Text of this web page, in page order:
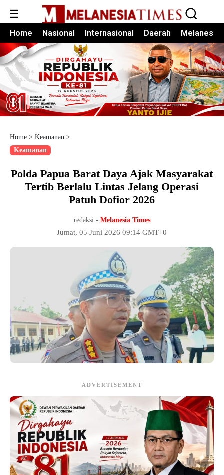
☰
Home Nasional Internasional Daerah Melanesia
Home > Keamanan >
Keamanan
Polda Papua Barat Daya Ajak Masyarakat
Tertib Berlalu Lintas Jelang Operasi
Patuh Dofior 2026
redaksi - Melanesia Times
Jumat, 05 Juni 2026 09:14 GMT+0
ADVERTISEMENT